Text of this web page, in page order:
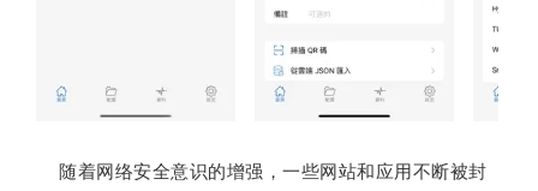
随着网络安全意识的增强，一些网站和应用不断被封